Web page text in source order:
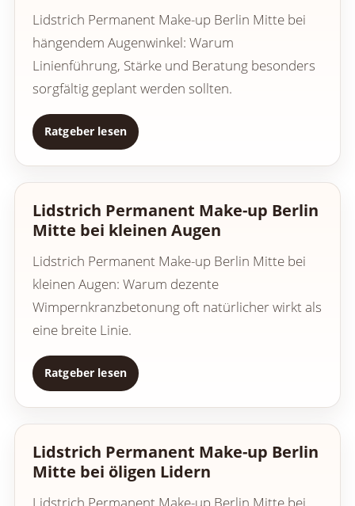
Lidstrich Permanent Make-up Berlin Mitte bei
hängendem Augenwinkel: Warum
Linienführung, Stärke und Beratung besonders
sorgfältig geplant werden sollten.
Ratgeber lesen
Lidstrich Permanent Make-up Berlin
Mitte bei kleinen Augen
Lidstrich Permanent Make-up Berlin Mitte bei
kleinen Augen: Warum dezente
Wimpernkranzbetonung oft natürlicher wirkt als
eine breite Linie.
Ratgeber lesen
Lidstrich Permanent Make-up Berlin
Mitte bei öligen Lidern